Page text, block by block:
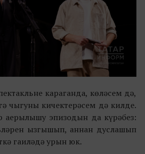
караганда, көләсем дә,
чыгуны кичектерәсем дә килде.
аерылышу эпизодын да күрәбез:
ызгышып, аннан дуслашып
гаиләдә урын юк.